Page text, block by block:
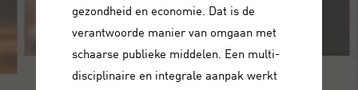
gezondheid en economie. Dat is de
verantwoorde manier van omgaan met
schaarse publieke middelen. Een multi-
disciplinaire en integrale aanpak werkt